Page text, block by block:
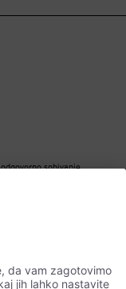
sobivanje.